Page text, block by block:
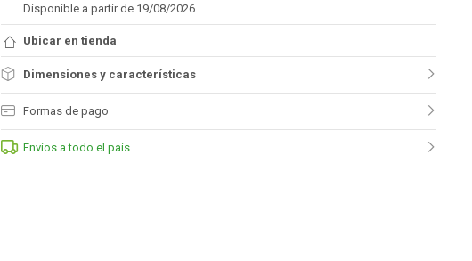
Disponible a partir de 19/08/2026
Ubicar en tienda
Dimensiones y características
Formas de pago
Envíos a todo el pais